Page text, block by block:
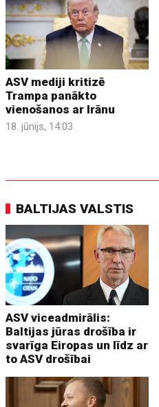
ASV mediji kritizē
Trampa panākto
vienošanos ar Irānu
18. jūnijs, 14:03
BALTIJAS VALSTIS
ASV viceadmirālis:
Baltijas jūras drošība ir
svarīga Eiropas un līdz ar
to ASV drošībai